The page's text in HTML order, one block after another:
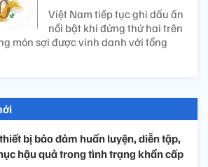
Việt Nam tiếp tục ghi dấu ấn
nổi bật khi đứng thứ hai trên
món sợi được vinh danh với tổng
bị bảo đảm huấn luyện, diễn tập,
hậu quả trong tình trạng khẩn cấp